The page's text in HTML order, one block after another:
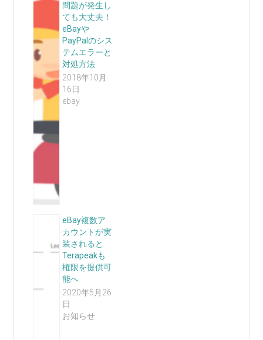
問題が発生し
ても大丈夫！
eBayや
PayPalのシス
テムエラーと
対処方法
2018年10月
16日
ebay
eBay複数ア
カウントが実
装されると
Terapeakも
権限を提供可
能へ
2020年5月26
日
お知らせ